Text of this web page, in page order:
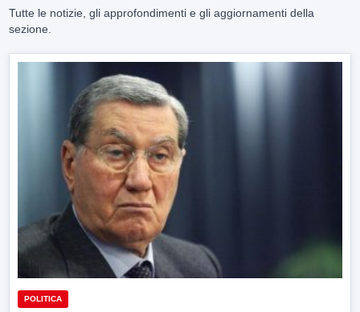
Tutte le notizie, gli approfondimenti e gli aggiornamenti della
sezione.
POLITICA